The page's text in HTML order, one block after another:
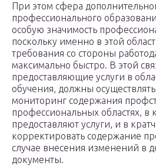
При этом сфера
профессионального
особую значимость
поскольку именно в этой
требования со стороны
максимально быстро. В этой
предоставляющие услуги в
обучения, должны
мониторинг содержания
профессиональных областях, в
предоставляют услуги, и в
корректировать содержание
случае внесения изменений в
документы.